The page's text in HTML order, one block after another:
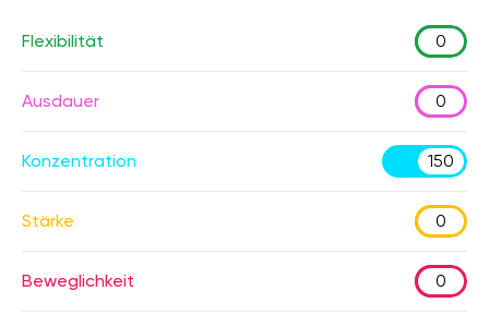
Flexibilität 0
Ausdauer 0
Konzentration 150
Stärke 0
Beweglichkeit 0